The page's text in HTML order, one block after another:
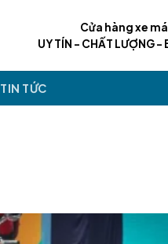
Cửa hàng xe
UY TÍN - CHẤT LƯỢNG -
TIN TỨC